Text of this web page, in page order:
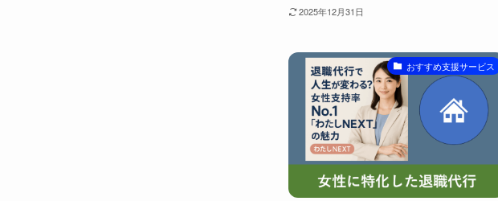
2025年12月31日
おすすめ支援サービス